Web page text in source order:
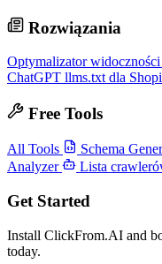
Rozwiązania
Optymalizator
ChatGPT llms.txt dla
Free Tools
All Tools Schema
Analyzer
Lista
Get Started
Install ClickFrom.AI and
today.